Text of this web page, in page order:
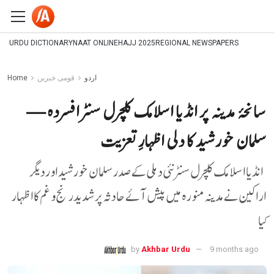
URDU DICTIONARYNAAT ONLINEHAJJ 2025 REGIONAL NEWSPAPERS
Home اردو قومی خبریں
سانحۂ مدینہ پر انڈیا اسلامک کلچرل سنٹر افسردہ —
سلمان خورشید کا دلی اظہارِ تعزیت
انڈیا اسلامک کلچرل سنٹر نئی دہلی کے صدر سلمان خورشید اور دیگر
اراکین نے مدینہ منورہ میں پیش آئے حادثہ پر شدید رنج و غم کا اظہار
کیا
by Akhbar Urdu 9 months ago